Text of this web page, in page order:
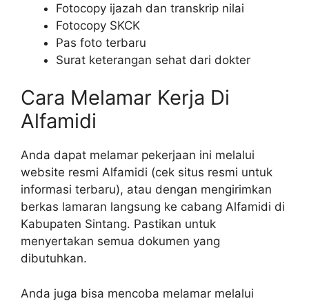
Fotocopy ijazah dan transkrip nilai
Fotocopy SKCK
Pas foto terbaru
Surat keterangan sehat dari dokter
Cara Melamar Kerja Di
Alfamidi
Anda dapat melamar pekerjaan ini melalui
website resmi Alfamidi (cek situs resmi untuk
informasi terbaru), atau dengan mengirimkan
berkas lamaran langsung ke cabang Alfamidi di
Kabupaten Sintang. Pastikan untuk
menyertakan semua dokumen yang
dibutuhkan.
Anda juga bisa mencoba melamar melalui